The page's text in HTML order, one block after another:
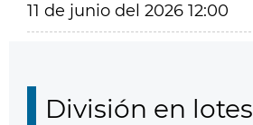
11 de junio del 2026 12:00
División en lotes